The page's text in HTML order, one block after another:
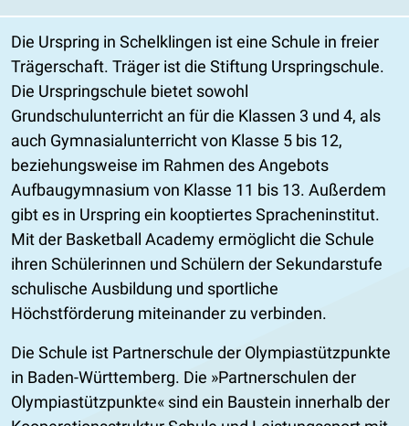
Die Urspring in Schelklingen ist eine Schule in freier
Trägerschaft. Träger ist die Stiftung Urspringschule.
Die Urspringschule bietet sowohl
Grundschulunterricht an für die Klassen 3 und 4, als
auch Gymnasialunterricht von Klasse 5 bis 12,
beziehungsweise im Rahmen des Angebots
Aufbaugymnasium von Klasse 11 bis 13. Außerdem
gibt es in Urspring ein kooptiertes Spracheninstitut.
Mit der Basketball Academy ermöglicht die Schule
ihren Schülerinnen und Schülern der Sekundarstufe
schulische Ausbildung und sportliche
Höchstförderung miteinander zu verbinden.
Die Schule ist Partnerschule der Olympiastützpunkte
in Baden-Württemberg. Die »Partnerschulen der
Olympiastützpunkte« sind ein Baustein innerhalb der